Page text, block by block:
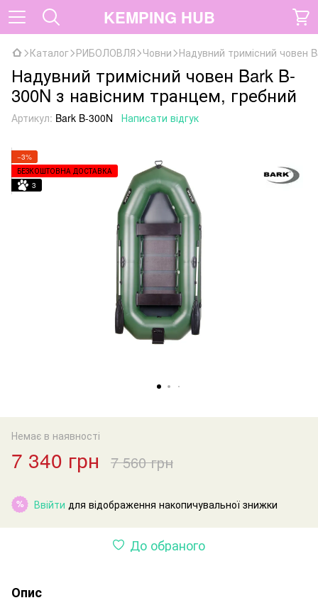
KEMPING HUB
Каталог РИБОЛОВЛЯ Човни Надувний тримісний човен
Надувний тримісний човен Bark B-
300N з навісним транцем, гребний
Артикул: Bark B-300N Написати відгук
−3%
БЕЗКОШТОВНА ДОСТАВКА
3
Немає в наявності
7 340 грн 7 560 грн
% Ввійти для відображення накопичувальної знижки
До обраного
Опис